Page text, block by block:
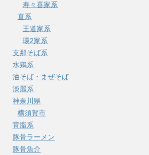
寿々喜家系
直系
王道家系
環2家系
支那そば系
水鶏系
油そば・まぜそば
淡麗系
神奈川県
横須賀市
背脂系
豚骨ラーメン
豚骨魚介